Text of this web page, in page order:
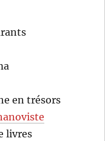
en trésors
livres